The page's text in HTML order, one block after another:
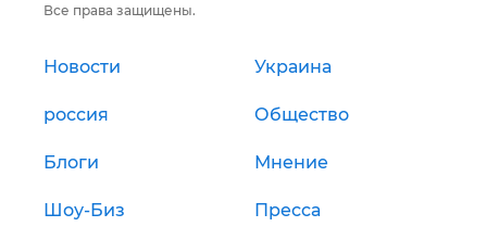
Все права защищены.
Новости Украина
россия Общество
Блоги Мнение
Шоу-Биз Пресса